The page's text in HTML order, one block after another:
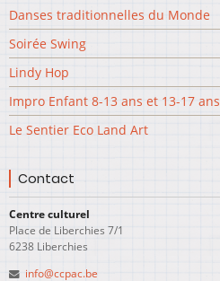
Danses traditionnelles du Monde
Soirée Swing
Lindy Hop
Impro Enfant 8-13 ans et 13-17 ans
Le Sentier Eco Land Art
Contact
Centre culturel
Place de Liberchies 7/1
6238 Liberchies
info@ccpac.be